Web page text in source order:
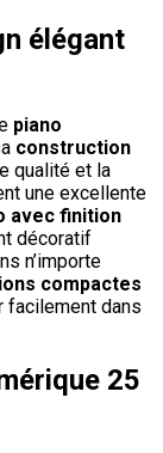
élégant
piano
construction
qualité et la
une excellente
avec finition
décoratif
n’importe
compactes
facilement dans
25